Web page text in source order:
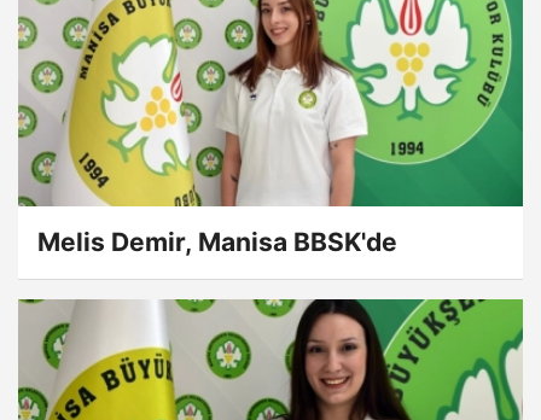
Melis Demir, Manisa BBSK'de